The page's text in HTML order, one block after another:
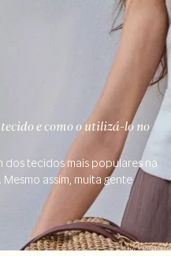
e como o utilizá-lo no
dos tecidos mais populares na
assim, muita gente